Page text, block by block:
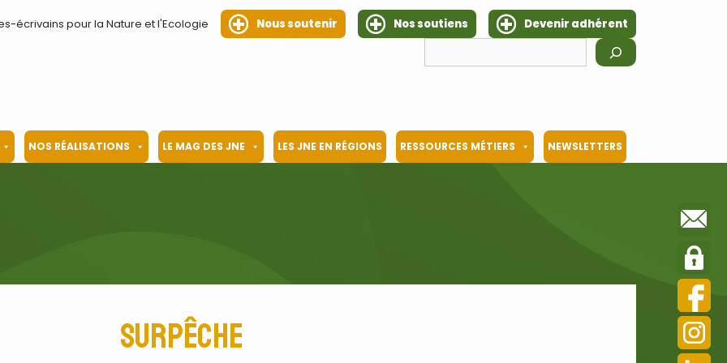
écrivains pour la Nature et l'Ecologie Nous soutenir Nos soutiens
Devenir adhérent
NOS RÉALISATIONS LE MAG DES JNE LES JNE EN RÉGIONS RESSOURCES MÉTIERS NEWSLETTERS
surpêche